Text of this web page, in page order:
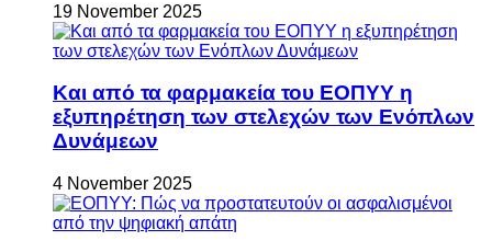
19 November 2025
Και από τα φαρμακεία του ΕΟΠΥΥ η
εξυπηρέτηση των στελεχών των Ενόπλων
Δυνάμεων
4 November 2025